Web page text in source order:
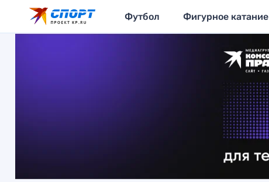
Футбол Фигурное катание